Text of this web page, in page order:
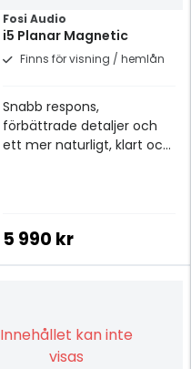
Fosi Audio
i5 Planar Magnetic
Finns för visning / hemlån
Snabb respons,
förbättrade detaljer och
ett mer naturligt, klart och
5 990 kr
Innehållet kan inte
visas